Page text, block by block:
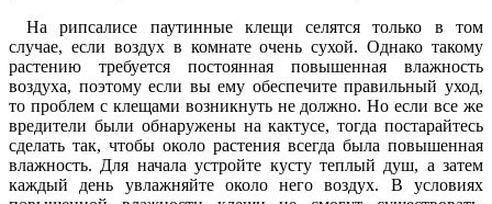
На рипсалисе паутинные клещи селятся только в том
случае, если воздух в комнате очень сухой. Однако такому
растению требуется постоянная повышенная влажность
воздуха, поэтому если вы ему обеспечите правильный уход,
то проблем с клещами возникнуть не должно. Но если все же
вредители были обнаружены на кактусе, тогда постарайтесь
сделать так, чтобы около растения всегда была повышенная
влажность. Для начала устройте кусту теплый душ, а затем
каждый день увлажняйте около него воздух. В условиях